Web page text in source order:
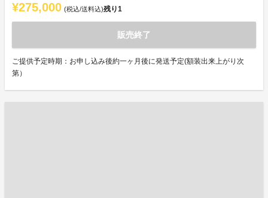
¥275,000 (税込/送料込)残り1
販売終了
ご提供予定時期：お申し込み後約一ヶ月後に発送予定(額装出来上がり次
第）